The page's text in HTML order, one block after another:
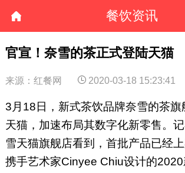
餐饮资讯
官宣！奈雪的茶正式登陆天猫
来源：红餐网 2020-03-18 15:23:41
3月18日，新式茶饮品牌奈雪的茶旗
天猫，加速布局其数字化新零售。
雪天猫旗舰店看到，首批产品已经
携手艺术家Cinyee Chiu设计的